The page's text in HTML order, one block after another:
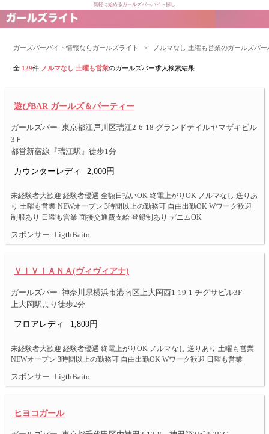
気軽に始めるガールズバーバイト探し
ガーズバーバイト情報ならガールズライト > ノルマなし 土曜も営業のガールズバ
全 129件 ノルマなし 土曜も営業のガールズバー求人検索結果
遊びBAR ガールズ＆パーティー
ガールズバー- 東京都江戸川区瑞江2-6-18 グランドテイルヤマザキビル
3Ｆ
都営新宿線『瑞江駅』徒歩1分
カウンターレディ 2,000円
未経験者大歓迎 経験者優遇 全額日払いOK 終電上がりOK ノルマなし 送りあ
り 土曜も営業 NEWオープン 3時間以上の勤務可 自由出勤OK Wワーク歓迎
制服あり 日曜も営業 面接交通費支給 登録制あり デニムOK
スポンサー: LigthBaito
ＶＩＶＩＡＮＡ(ヴィヴィアナ)
ガールズバー- 神奈川県横浜市港南区上大岡西1-19-1 チグサビル3F
上大岡駅より徒歩2分
フロアレディ 1,800円
未経験者大歓迎 経験者優遇 終電上がりOK ノルマなし 送りあり 土曜も営業
NEWオープン 3時間以上の勤務可 自由出勤OK Wワーク歓迎 日曜も営業
スポンサー: LigthBaito
ヒヨコガール